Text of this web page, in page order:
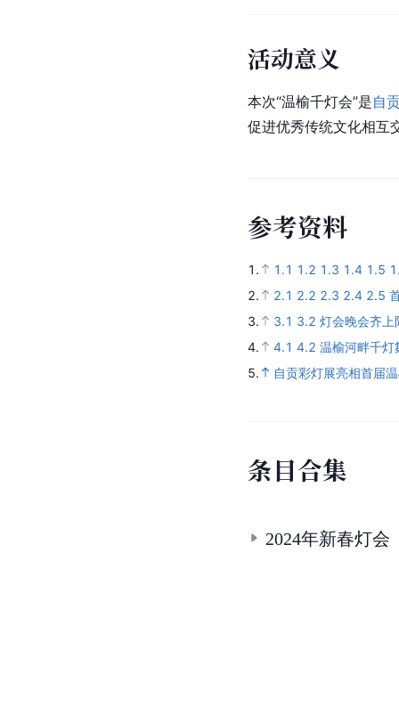
活动意义
本次“温榆千灯会”是自
促进优秀传统文化相互
参考资料
1. 1.1 1.2 1.3 1.4 1.5
2.
2.1 2.2 2.3 2.4 2.5
3.
3.1 3.2 灯会晚会齐上
4.
4.1 4.2 温榆河畔千灯
5.
自贡彩灯展亮相首届
条目合集
2024年新春灯会